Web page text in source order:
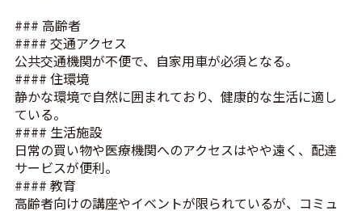
### 高齢者
#### 交通アクセス
公共交通機関が不便で、自家用車が必須となる。
#### 住環境
静かな環境で自然に囲まれており、健康的な生活に適し
ている。
#### 生活施設
日常の買い物や医療機関へのアクセスはやや遠く、配達
サービスが便利。
#### 教育
高齢者向けの講座やイベントが限られているが、コミュ